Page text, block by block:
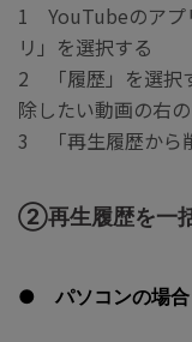
1 YouTubeのアプ
リ」を選択する
2 「履歴」を選択
除したい動画の右
3 「再生履歴から
②再生履歴を一
● パソコンの場合